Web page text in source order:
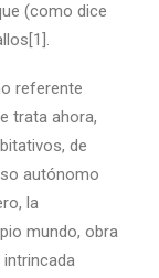
(como dice
referente
trata ahora,
de
autónomo
la
mundo, obra
intrincada